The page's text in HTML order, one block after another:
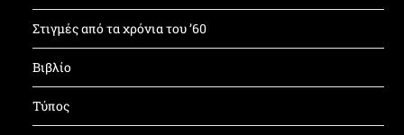
Στιγμές από τα χρόνια του ’60
Βιβλίο
Τύπος